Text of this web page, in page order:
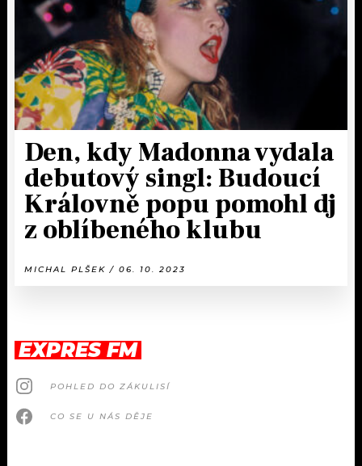
Den, kdy Madonna vydala
debutový singl: Budoucí
Královně popu pomohl dj
z oblíbeného klubu
MICHAL PLŠEK / 06. 10. 2023
EXPRES FM
POHLED DO ZÁKULISÍ
CO SE U NÁS DĚJE